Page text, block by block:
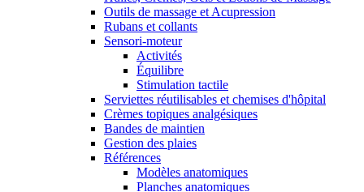
Outils de massage et Acupression
Rubans et collants
Sensori-moteur
Activités
Équilibre
Stimulation tactile
Serviettes réutilisables et chemises d'hôpital
Crèmes topiques analgésiques
Bandes de maintien
Gestion des plaies
Références
Modèles anatomiques
Planches anatomiques